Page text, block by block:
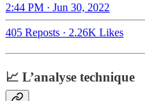
2:44 PM · Jun 30, 2022
405 Reposts · 2.26K Likes
📈 L’analyse technique